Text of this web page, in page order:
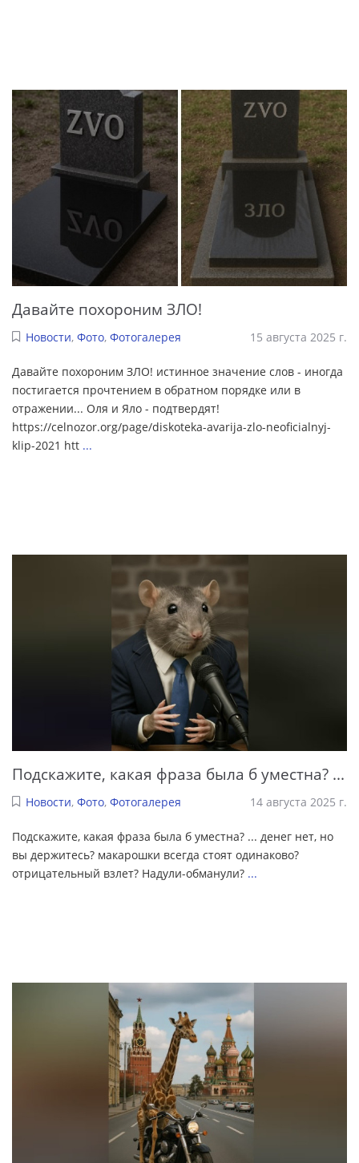
Давайте похороним ЗЛО!
Новости, Фото, Фотогалерея 15 августа 2025 г.
Давайте похороним ЗЛО! истинное значение слов - иногда
постигается прочтением в обратном порядке или в
отражении... Оля и Яло - подтвердят!
https://celnozor.org/page/diskoteka-avarija-zlo-neoficialnyj-
klip-2021 htt ...
Подскажите, какая фраза была б уместна? ...
Новости, Фото, Фотогалерея 14 августа 2025 г.
Подскажите, какая фраза была б уместна? ... денег нет, но
вы держитесь? макарошки всегда стоят одинаково?
отрицательный взлет? Надули-обманули? ...